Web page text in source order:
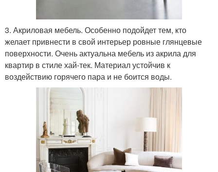
3. Акриловая мебель. Особенно подойдет тем, кто
желает привнести в свой интерьер ровные глянцевые
поверхности. Очень актуальна мебель из акрила для
квартир в стиле хай-тек. Материал устойчив к
воздействию горячего пара и не боится воды.